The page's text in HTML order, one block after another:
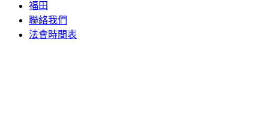
福田
聯絡我們
法會時間表